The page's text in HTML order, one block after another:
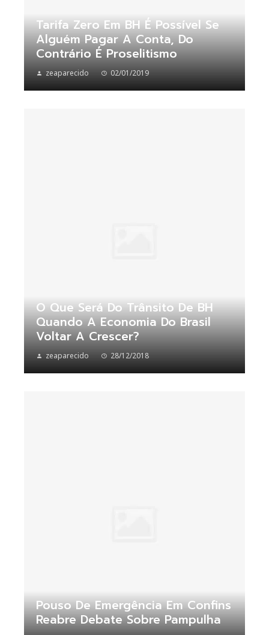
Tarifa Zero Em BH É Possível Se
Alguém Pagar A Conta, Do
Contrário É Proselitismo
zeaparecido 02/01/2019
O Que Será Do Trânsito De BH
Quando A Economia Do Brasil
Voltar A Crescer?
zeaparecido 28/12/2018
Pouso De Emergência Em Confins
Reabre Debate Sobre Pampulha